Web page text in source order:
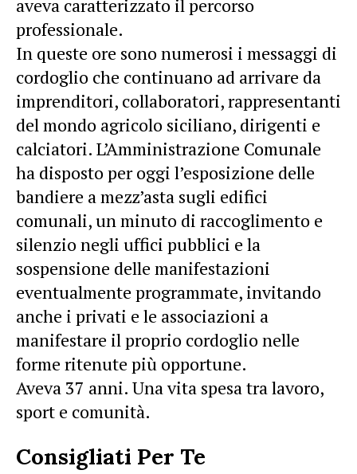
aveva caratterizzato il percorso
professionale.
In queste ore sono numerosi i messaggi di
cordoglio che continuano ad arrivare da
imprenditori, collaboratori, rappresentanti
del mondo agricolo siciliano, dirigenti e
calciatori. L’Amministrazione Comunale
ha disposto per oggi l’esposizione delle
bandiere a mezz’asta sugli edifici
comunali, un minuto di raccoglimento e
silenzio negli uffici pubblici e la
sospensione delle manifestazioni
eventualmente programmate, invitando
anche i privati e le associazioni a
manifestare il proprio cordoglio nelle
forme ritenute più opportune.
Aveva 37 anni. Una vita spesa tra lavoro,
sport e comunità.
Consigliati Per Te